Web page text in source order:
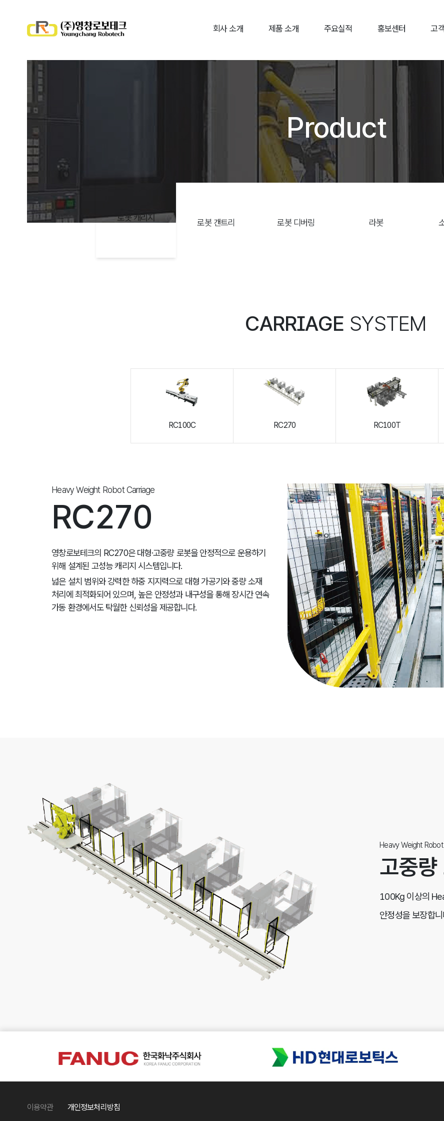
회사 소개 제품 소개 주요실적 홍보센터 고
Product
로봇 캐리지 로봇 갠트리 로봇 디버링 라봇
CARRIAGE SYSTEM
RC100C RC270 RC100T
Heavy Weight Robot Carriage
RC270
영창로보테크의 RC270은 대형·고중량 로봇을 안정적으로 운용하기
위해 설계된 고성능 캐리지 시스템입니다.
넓은 설치 범위와 강력한 하중 지지력으로 대형 가공기와 중량 소재
처리에 최적화되어 있으며, 높은 안정성과 내구성을 통해 장시간 연속
가동 환경에서도 탁월한 신뢰성을 제공합니다.
Heavy Weight
고중량
100Kg 이상의
안정성을 보장합니
이용약관 개인정보처리방침